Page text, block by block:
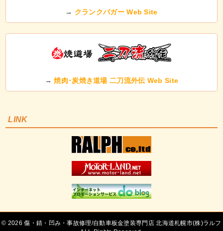
→ クランクバガー Web Site
→焼肉･炭焼き道場 二刀流外伝 Web Site
LINK
©
傷・錆・凹み・事故修理/自動車板金塗装専門店 北海道札幌市(株)ラルフ